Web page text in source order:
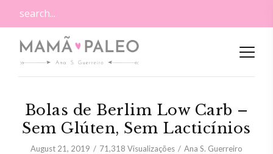
Bolas de Berlim Low Carb –
Sem Glúten, Sem Lacticínios
August 21, 2019 71,318 Visualizações Ana S. Guerreiro